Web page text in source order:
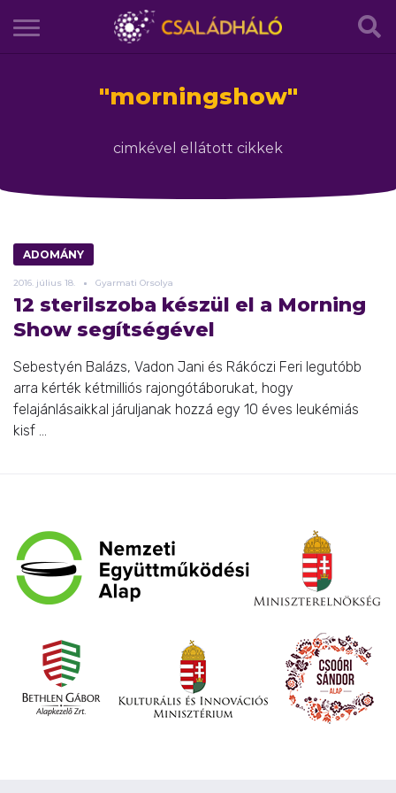
"morningshow"
cimkével ellátott cikkek
ADOMÁNY
2016. július 18. Gyarmati Orsolya
12 sterilszoba készül el a Morning
Show segítségével
Sebestyén Balázs, Vadon Jani és Rákóczi Feri legutóbb
arra kérték kétmilliós rajongótáborukat, hogy
felajánlásaikkal járuljanak hozzá egy 10 éves leukémiás
kisf ...